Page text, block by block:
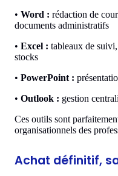
• Word : rédaction de
documents administratifs
• Excel : tableaux de
stocks
• PowerPoint :
• Outlook : gestion
Ces outils sont
organisationnels des
Achat définitif,